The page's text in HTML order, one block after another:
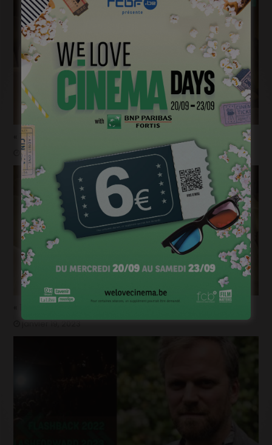
« 1985 »: 5mn avec Roda Fawaz
janvier 24, 2023
janvier 19, 2023